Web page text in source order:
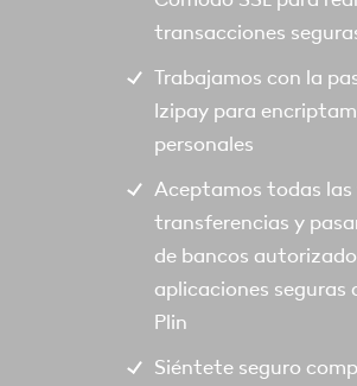
transacciones
Trabajamos con la
Izipay para
personales
Aceptamos todas
transferencias y
de bancos
aplicaciones seguras
Plin
Siéntete seguro